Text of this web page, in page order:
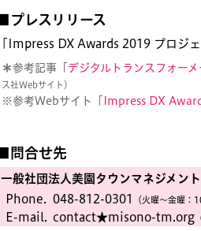
■プレスリリース
「Impress DX Awards 2019 プロジ
＊ 参考記事「 デジタルトランスフォー
ス社Webサイト）
※参考Webサイト「 Impress DX
■問合せ先
一般社団法人美園タウンマネジメント
Phone. 048-812-0301 （火曜〜金曜：
E-mail. contact★misono-tm.org